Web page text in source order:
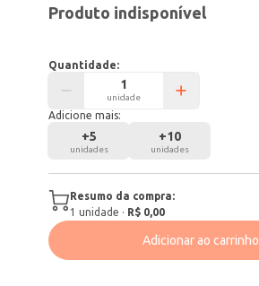
Produto indisponível
Quantidade:
unidade
Adicione mais:
+5
unidades
+10
unidades
Resumo da compra:
1 unidade · R$ 0,00
Adicionar ao carrinho